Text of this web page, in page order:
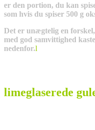
er den portion, du kan
som hvis du spiser 500 g
Det er unægtelig en
med god samvittighed
nedenfor.l
limeglaserede